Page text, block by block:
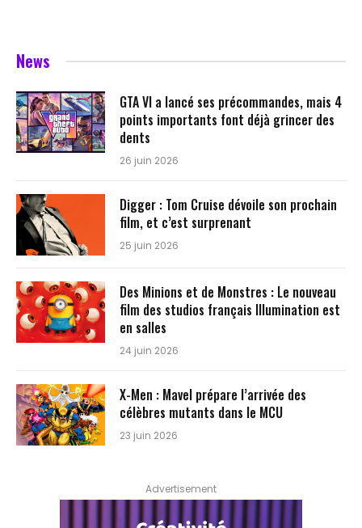
News
GTA VI a lancé ses précommandes, mais 4
points importants font déjà grincer des
dents
26 juin 2026
Digger : Tom Cruise dévoile son prochain
film, et c’est surprenant
25 juin 2026
Des Minions et de Monstres : Le nouveau
film des studios français Illumination est
en salles
24 juin 2026
X-Men : Mavel prépare l’arrivée des
célèbres mutants dans le MCU
23 juin 2026
Advertisement